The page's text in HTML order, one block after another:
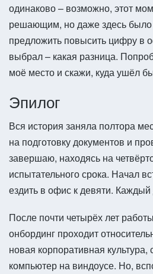
одинаково – возможно, этот
решающим, но даже здесь
предложить повысить цифру в
выбрал – какая разница.
моё место и скажи, куда ушёл
Эпилог
Вся история заняла полтора
на подготовку документов и
завершаю, находясь на
испытательного срока. Начал
ездить в офис к девяти.
После почти четырёх лет
онбординг проходит
новая корпоративная
компьютер на виндоусе. Но,